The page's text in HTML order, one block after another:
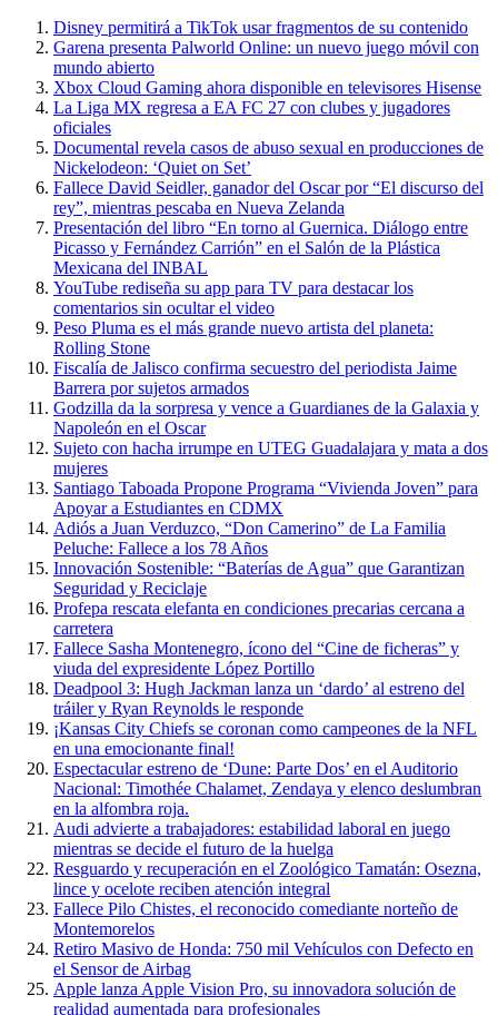
Disney permitirá a TikTok usar fragmentos de su contenido
Garena presenta Palworld Online: un nuevo juego móvil con
mundo abierto
Xbox Cloud Gaming ahora disponible en televisores Hisense
La Liga MX regresa a EA FC 27 con clubes y jugadores
oficiales
Documental revela casos de abuso sexual en producciones de
Nickelodeon: ‘Quiet on Set’
Fallece David Seidler, ganador del Oscar por “El discurso del
rey”, mientras pescaba en Nueva Zelanda
Presentación del libro “En torno al Guernica. Diálogo entre
Picasso y Fernández Carrión” en el Salón de la Plástica
Mexicana del INBAL
YouTube rediseña su app para TV para destacar los
comentarios sin ocultar el video
Peso Pluma es el más grande nuevo artista del planeta:
Rolling Stone
Fiscalía de Jalisco confirma secuestro del periodista Jaime
Barrera por sujetos armados
Godzilla da la sorpresa y vence a Guardianes de la Galaxia y
Napoleón en el Oscar
Sujeto con hacha irrumpe en UTEG Guadalajara y mata a dos
mujeres
Santiago Taboada Propone Programa “Vivienda Joven” para
Apoyar a Estudiantes en CDMX
Adiós a Juan Verduzco, “Don Camerino” de La Familia
Peluche: Fallece a los 78 Años
Innovación Sostenible: “Baterías de Agua” que Garantizan
Seguridad y Reciclaje
Profepa rescata elefanta en condiciones precarias cercana a
carretera
Fallece Sasha Montenegro, ícono del “Cine de ficheras” y
viuda del expresidente López Portillo
Deadpool 3: Hugh Jackman lanza un ‘dardo’ al estreno del
tráiler y Ryan Reynolds le responde
¡Kansas City Chiefs se coronan como campeones de la NFL
en una emocionante final!
Espectacular estreno de ‘Dune: Parte Dos’ en el Auditorio
Nacional: Timothée Chalamet, Zendaya y elenco deslumbran
en la alfombra roja.
Audi advierte a trabajadores: estabilidad laboral en juego
mientras se decide el futuro de la huelga
Resguardo y recuperación en el Zoológico Tamatán: Osezna,
lince y ocelote reciben atención integral
Fallece Pilo Chistes, el reconocido comediante norteño de
Montemorelos
Retiro Masivo de Honda: 750 mil Vehículos con Defecto en
el Sensor de Airbag
Apple lanza Apple Vision Pro, su innovadora solución de
realidad aumentada para profesionales